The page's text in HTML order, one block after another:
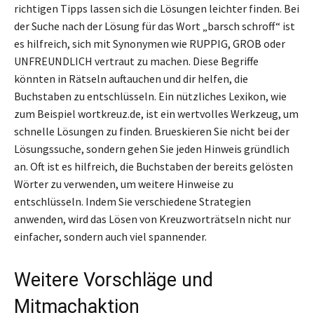
richtigen Tipps lassen sich die Lösungen leichter finden. Bei
der Suche nach der Lösung für das Wort „barsch schroff“ ist
es hilfreich, sich mit Synonymen wie RUPPIG, GROB oder
UNFREUNDLICH vertraut zu machen. Diese Begriffe
könnten in Rätseln auftauchen und dir helfen, die
Buchstaben zu entschlüsseln. Ein nützliches Lexikon, wie
zum Beispiel wortkreuz.de, ist ein wertvolles Werkzeug, um
schnelle Lösungen zu finden. Brueskieren Sie nicht bei der
Lösungssuche, sondern gehen Sie jeden Hinweis gründlich
an. Oft ist es hilfreich, die Buchstaben der bereits gelösten
Wörter zu verwenden, um weitere Hinweise zu
entschlüsseln. Indem Sie verschiedene Strategien
anwenden, wird das Lösen von Kreuzworträtseln nicht nur
einfacher, sondern auch viel spannender.
Weitere Vorschläge und
Mitmachaktion